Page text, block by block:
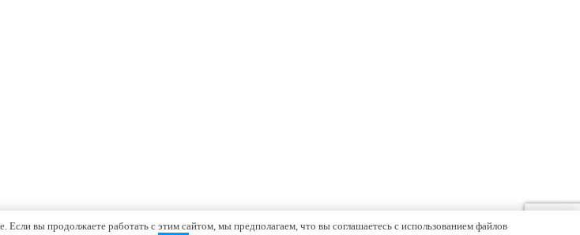
вы продолжаете работать с этим сайтом, мы предполагаем, что вы соглашаетесь с использованием файлов